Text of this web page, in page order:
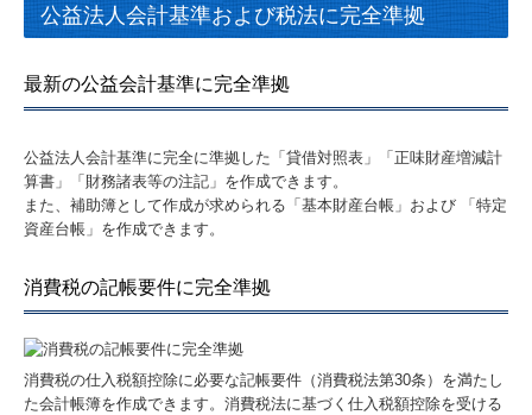
公益法人会計基準および税法に完全準拠
最新の公益会計基準に完全準拠
公益法人会計基準に完全に準拠した「貸借対照表」「正味財産増減計
算書」「財務諸表等の注記」を作成できます。
また、補助簿として作成が求められる「基本財産台帳」および 「特定
資産台帳」を作成できます。
消費税の記帳要件に完全準拠
消費税の仕入税額控除に必要な記帳要件（消費税法第30条）を満たし
た会計帳簿を作成できます。消費税法に基づく仕入税額控除を受ける